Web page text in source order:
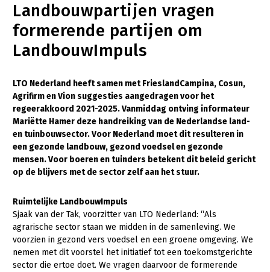
Goed eten
Mooi groen
Sterk ondernemerschap
Transitiepaden
Thema’s
Gezonde planten
Gezonde dieren
Natuur, klimaat en energie
Bodem en water
Platteland en omgeving
Mens, ondernemerschap en onderwijs
Internationaal
Landbouwpartijen vragen
formerende partijen om
LandbouwImpuls
LTO Nederland heeft samen met FrieslandCampina, Cosun,
Agrifirm en Vion suggesties aangedragen voor het
regeerakkoord 2021-2025. Vanmiddag ontving informateur
Mariëtte Hamer deze handreiking van de Nederlandse land-
en tuinbouwsector. Voor Nederland moet dit resulteren in
een gezonde landbouw, gezond voedsel en gezonde
mensen. Voor boeren en tuinders betekent dit beleid gericht
op de blijvers met de sector zelf aan het stuur.
Ruimtelijke LandbouwImpuls
Sjaak van der Tak, voorzitter van LTO Nederland: “Als
agrarische sector staan we midden in de samenleving. We
voorzien in gezond vers voedsel en een groene omgeving. We
nemen met dit voorstel het initiatief tot een toekomstgerichte
sector die ertoe doet. We vragen daarvoor de formerende